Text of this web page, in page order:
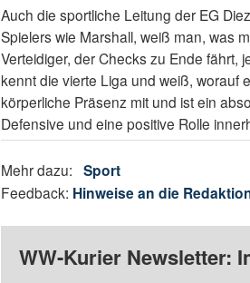
Auch die sportliche Leitung der EG
Spielers wie Marshall, weiß man, was
Verteidiger, der Checks zu Ende fährt,
kennt die vierte Liga und weiß, worauf
körperliche Präsenz mit und ist ein
Defensive und eine positive Rolle
Mehr dazu:Sport
Feedback: Hinweise an die
WW-Kurier Newsletter: